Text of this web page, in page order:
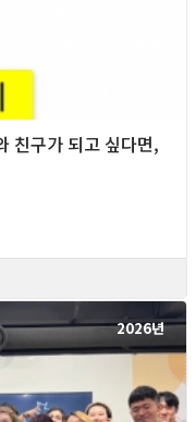
친구가 되고 싶다면,
2026년